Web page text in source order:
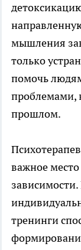
мышления
только
помочь
проблемами,
прошлом.
важное
тренинги